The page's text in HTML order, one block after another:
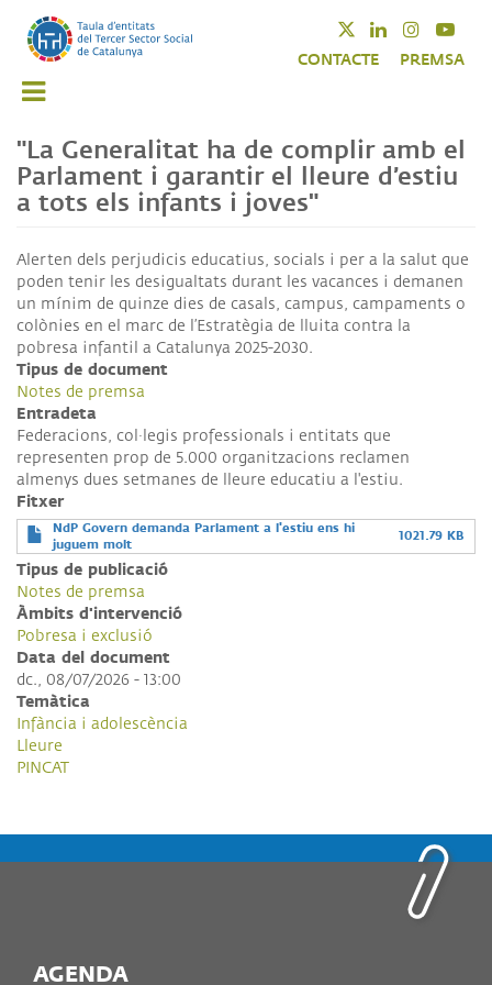
TwitterLinkedin
CONTACTE PREMSA
"La Generalitat ha de complir amb el
Parlament i garantir el lleure d’estiu
a tots els infants i joves"
Alerten dels perjudicis educatius, socials i per a la salut que
poden tenir les desigualtats durant les vacances i demanen
un mínim de quinze dies de casals, campus, campaments o
colònies en el marc de l’Estratègia de lluita contra la
pobresa infantil a Catalunya 2025-2030.
Tipus de document
Notes de premsa
Entradeta
Federacions, col·legis professionals i entitats que
representen prop de 5.000 organitzacions reclamen
almenys dues setmanes de lleure educatiu a l'estiu.
Fitxer
NdP Govern demanda Parlament a l'estiu ens hi
juguem molt
1021.79 KB
Tipus de publicació
Notes de premsa
Àmbits d'intervenció
Pobresa i exclusió
Data del document
dc., 08/07/2026 - 13:00
Temàtica
Infància i adolescència
Lleure
PINCAT
AGENDA